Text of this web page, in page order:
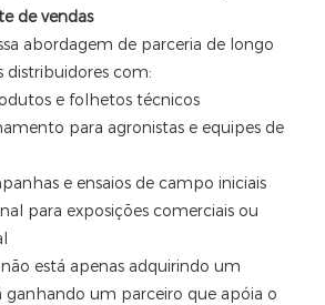
de vendas
abordagem de parceria de longo
distribuidores com:
e folhetos técnicos
para agronistas e equipes de
e ensaios de campo iniciais
para exposições comerciais ou
está apenas adquirindo um
ganhando um parceiro que apóia o